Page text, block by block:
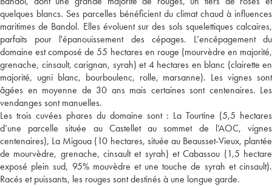
quelques blancs. Ses parcelles bénéficient du climat chaud à influences
maritimes de Bandol. Elles évoluent sur des sols squelettiques calcaires,
parfaits pour l'épanouissement des cépages. L’encépagement du
domaine est composé de 55 hectares en rouge (mourvèdre en majorité,
grenache, cinsault, carignan, syrah) et 4 hectares en blanc (clairette en
majorité, ugni blanc, bourboulenc, rolle, marsanne). Les vignes sont
âgées en moyenne de 30 ans mais certaines sont centenaires. Les
vendanges sont manuelles.
Les trois cuvées phares du domaine sont : La Tourtine (5,5 hectares
d’une parcelle située au Castellet au sommet de l’AOC, vignes
centenaires), La Migoua (10 hectares, située au Beausset-Vieux, plantée
de mourvèdre, grenache, cinsault et syrah) et Cabassou (1,5 hectare
exposé plein sud, 95% mouvèdre et une touche de syrah et cinsault).
Racés et puissants, les rouges sont destinés à une longue garde.